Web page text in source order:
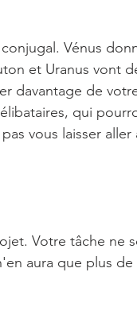
Vénus
et Uranus vont
davantage de
qui
vous laisser
Votre tâche ne
aura que plus de